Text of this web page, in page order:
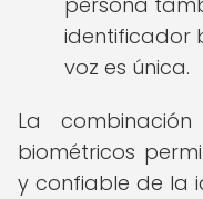
identificador
voz es única.
La
biométricos
y confiable de la